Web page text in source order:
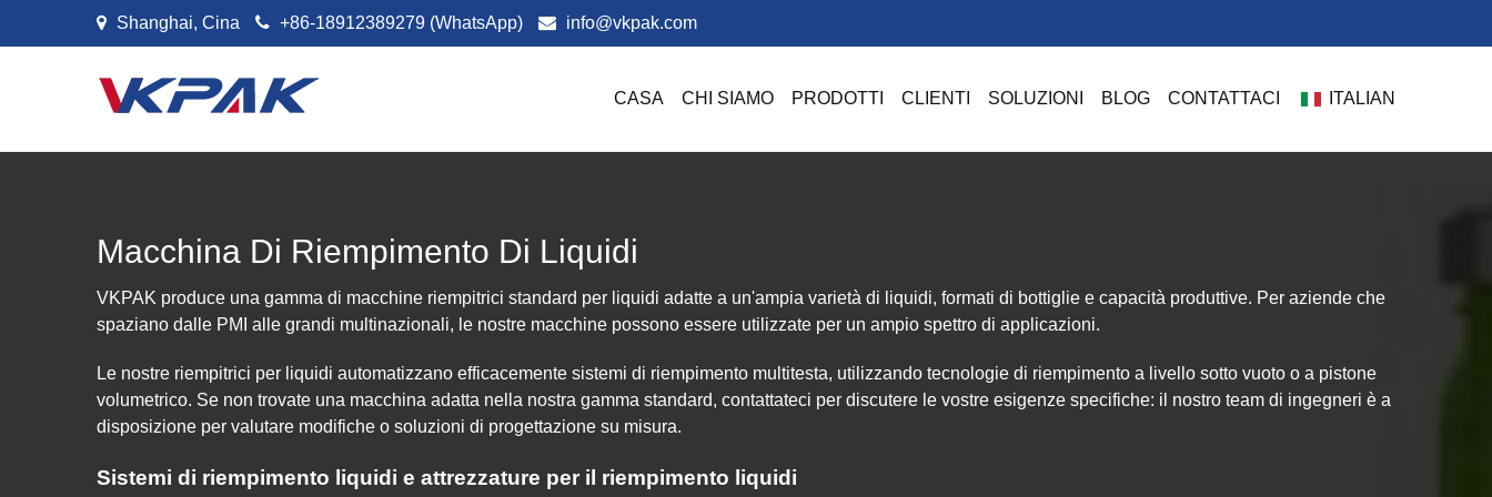
Vai al contenuto
Shanghai, Cina +86-18912389279 (WhatsApp) info@vkpak.com
CASA CHI SIAMO PRODOTTI CLIENTI SOLUZIONI BLOG CONTATTACI ITALIAN
Macchina Di Riempimento Di Liquidi
VKPAK produce una gamma di macchine riempitrici standard per liquidi adatte a un'ampia varietà di liquidi, formati di bottiglie e capacità produttive. Per aziende che
spaziano dalle PMI alle grandi multinazionali, le nostre macchine possono essere utilizzate per un ampio spettro di applicazioni.
Le nostre riempitrici per liquidi automatizzano efficacemente sistemi di riempimento multitesta, utilizzando tecnologie di riempimento a livello sotto vuoto o a pistone
volumetrico. Se non trovate una macchina adatta nella nostra gamma standard, contattateci per discutere le vostre esigenze specifiche: il nostro team di ingegneri è a
disposizione per valutare modifiche o soluzioni di progettazione su misura.
Sistemi di riempimento liquidi e attrezzature per il riempimento liquidi